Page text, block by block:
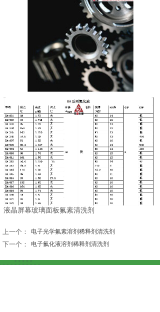
液晶屏幕玻璃面板氟素清洗剂
上一个： 电子光学氟素溶剂稀释剂清洗剂
下一个： 电子氟化液溶剂稀释剂清洗剂